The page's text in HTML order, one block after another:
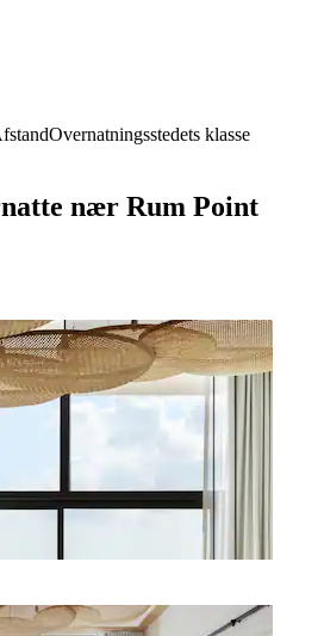
Overnatningsstedets klasse
nær Rum Point